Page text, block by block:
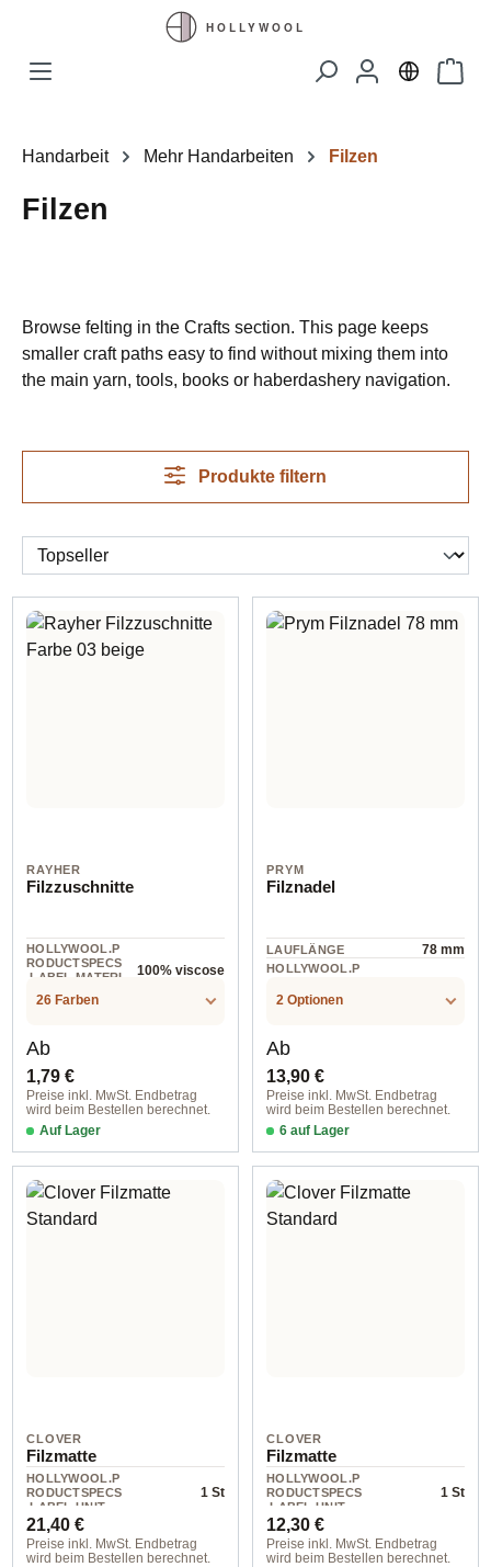
Zum Hauptinhalt springen
Handarbeit Mehr Handarbeiten Filzen
Filzen
Browse felting in the Crafts section. This page keeps
smaller craft paths easy to find without mixing them into
the main yarn, tools, books or haberdashery navigation.
Produkte filtern
RAYHER
Filzzuschnitte
HOLLYWOOL.P
RODUCTSPECS
.LABEL.MATERI
100% viscose
26 Farben
Regulärer Preis:
Ab
1,79 €
Preise inkl. MwSt. Endbetrag
wird beim Bestellen berechnet.
Auf Lager
20x30 cm, 0,8-1 mm Stärke / 25 grau
PRYM
Filznadel
LAUFLÄNGE 78 mm
HOLLYWOOL.P
.LABEL.UNIT
2 Optionen
Regulärer Preis:
Ab
13,90 €
Preise inkl. MwSt. Endbetrag
wird beim Bestellen berechnet.
6 auf Lager
78 mm / fein
CLOVER
Filzmatte
HOLLYWOOL.P
RODUCTSPECS
.LABEL.UNIT
1 St
Regulärer Preis:
21,40 €
Preise inkl. MwSt. Endbetrag
wird beim Bestellen berechnet.
CLOVER
Filzmatte
HOLLYWOOL.P
RODUCTSPECS
.LABEL.UNIT
1 St
Regulärer Preis:
12,30 €
Preise inkl. MwSt. Endbetrag
wird beim Bestellen berechnet.